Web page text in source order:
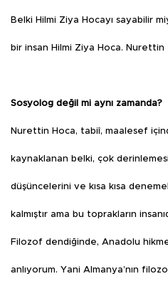
Belki Hilmi Ziya Hocayı sayabilir
bir insan Hilmi Ziya Hoca. Nurettin
Sosyolog değil mi aynı zamanda?
Nurettin Hoca, tabiî, maalesef
kaynaklanan belki, çok
düşüncelerini ve kısa kısa
kalmıştır ama bu toprakların
Filozof dendiğinde, Anadolu
anlıyorum. Yani Almanya’nın